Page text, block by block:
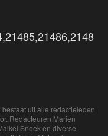
uit alle redactieleden
Redacteuren Marien
Sneek en diverse